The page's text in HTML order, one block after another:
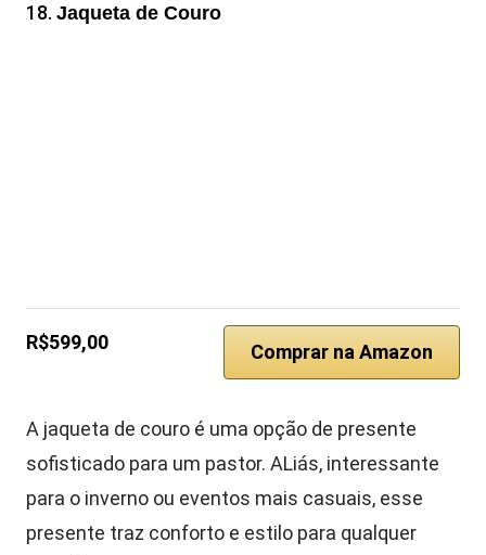
18. Jaqueta de Couro
R$599,00 Comprar na Amazon
A jaqueta de couro é uma opção de presente
sofisticado para um pastor. ALiás, interessante
para o inverno ou eventos mais casuais, esse
presente traz conforto e estilo para qualquer